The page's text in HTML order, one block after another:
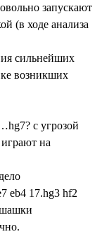
запускают
(в ходе анализа
сильнейших
возникших
с угрозой
на
eb4 17.hg3 hf2
шашки